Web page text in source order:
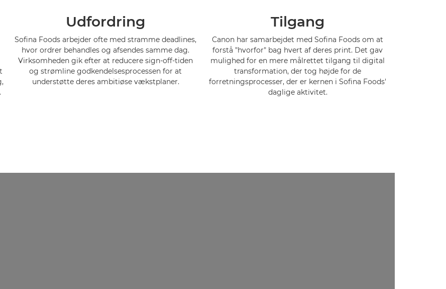
Udfordring
Sofina Foods arbejder ofte med stramme deadlines,
hvor ordrer behandles og afsendes samme dag.
Virksomheden gik efter at reducere sign-off-tiden
og strømline godkendelsesprocessen for at
understøtte deres ambitiøse vækstplaner.
Tilgang
Canon har samarbejdet med Sofina Foods om at
forstå "hvorfor" bag hvert af deres print. Det gav
mulighed for en mere målrettet tilgang til digital
transformation, der tog højde for de
forretningsprocesser, der er kernen i Sofina Foods'
daglige aktivitet.